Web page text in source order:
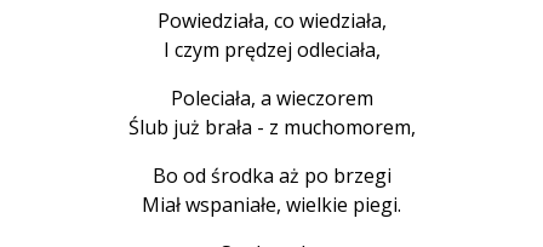
Powiedziała, co wiedziała,
I czym prędzej odleciała,
Poleciała, a wieczorem
Ślub już brała - z muchomorem,
Bo od środka aż po brzegi
Miał wspaniałe, wielkie piegi.